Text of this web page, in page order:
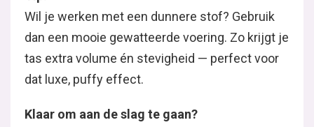
Wil je werken met een dunnere stof? Gebruik
dan een mooie gewatteerde voering. Zo krijgt je
tas extra volume én stevigheid — perfect voor
dat luxe, puffy effect.
Klaar om aan de slag te gaan?